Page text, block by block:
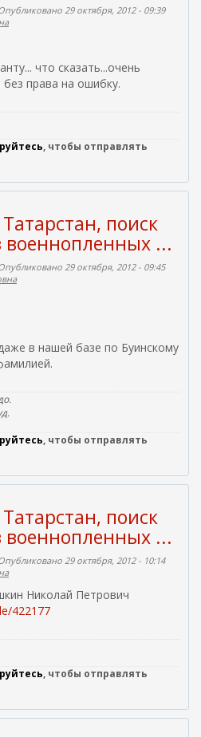
29 октября, 2012 - 09:39
что сказать...очень
права на ошибку.
, чтобы отправлять
поиск
военнопленных ...
29 октября, 2012 - 09:45
в нашей базе по Буинскому
, чтобы отправлять
поиск
военнопленных ...
29 октября, 2012 - 10:14
Николай Петрович
422177
, чтобы отправлять